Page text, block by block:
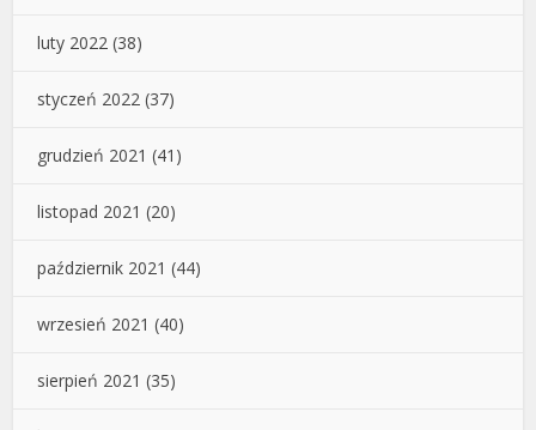
luty 2022 (38)
styczeń 2022 (37)
grudzień 2021 (41)
listopad 2021 (20)
październik 2021 (44)
wrzesień 2021 (40)
sierpień 2021 (35)